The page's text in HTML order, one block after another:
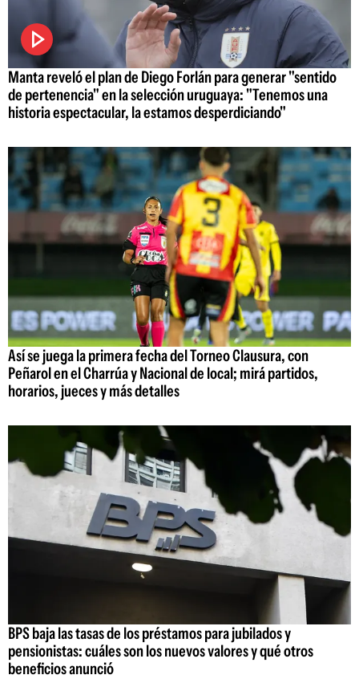
Manta reveló el plan de Diego Forlán para generar "sentido
de pertenencia" en la selección uruguaya: "Tenemos una
historia espectacular, la estamos desperdiciando"
Así se juega la primera fecha del Torneo Clausura, con
Peñarol en el Charrúa y Nacional de local; mirá partidos,
horarios, jueces y más detalles
BPS baja las tasas de los préstamos para jubilados y
pensionistas: cuáles son los nuevos valores y qué otros
beneficios anunció